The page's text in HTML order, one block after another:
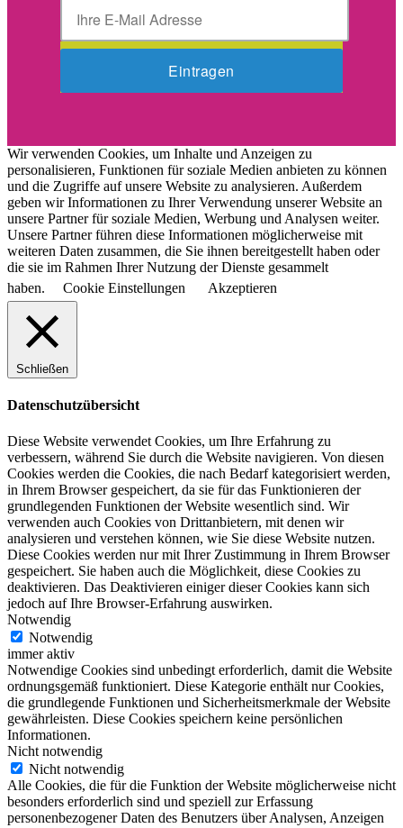
Wir verwenden Cookies, um Inhalte und Anzeigen zu
personalisieren, Funktionen für soziale Medien anbieten zu können
und die Zugriffe auf unsere Website zu analysieren. Außerdem
geben wir Informationen zu Ihrer Verwendung unserer Website an
unsere Partner für soziale Medien, Werbung und Analysen weiter.
Unsere Partner führen diese Informationen möglicherweise mit
weiteren Daten zusammen, die Sie ihnen bereitgestellt haben oder
die sie im Rahmen Ihrer Nutzung der Dienste gesammelt
haben.
Cookie Einstellungen Akzeptieren
Schließen
Datenschutzübersicht
Diese Website verwendet Cookies, um Ihre Erfahrung zu
verbessern, während Sie durch die Website navigieren. Von diesen
Cookies werden die Cookies, die nach Bedarf kategorisiert werden,
in Ihrem Browser gespeichert, da sie für das Funktionieren der
grundlegenden Funktionen der Website wesentlich sind. Wir
verwenden auch Cookies von Drittanbietern, mit denen wir
analysieren und verstehen können, wie Sie diese Website nutzen.
Diese Cookies werden nur mit Ihrer Zustimmung in Ihrem Browser
gespeichert. Sie haben auch die Möglichkeit, diese Cookies zu
deaktivieren. Das Deaktivieren einiger dieser Cookies kann sich
jedoch auf Ihre Browser-Erfahrung auswirken.
Notwendig
Notwendig
immer aktiv
Notwendige Cookies sind unbedingt erforderlich, damit die Website
ordnungsgemäß funktioniert. Diese Kategorie enthält nur Cookies,
die grundlegende Funktionen und Sicherheitsmerkmale der Website
gewährleisten. Diese Cookies speichern keine persönlichen
Informationen.
Nicht notwendig
Nicht notwendig
Alle Cookies, die für die Funktion der Website möglicherweise nicht
besonders erforderlich sind und speziell zur Erfassung
personenbezogener Daten des Benutzers über Analysen, Anzeigen